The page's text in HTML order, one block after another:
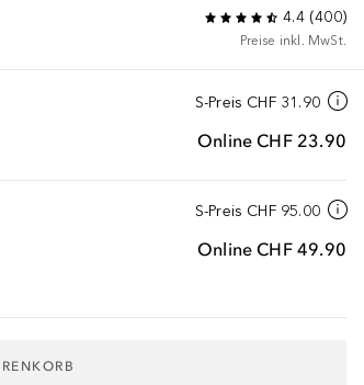
4.4(400)
Preise inkl. MwSt.
S-Preis CHF 31.90
Online CHF 23.90
S-Preis CHF 95.00
Online CHF 49.90